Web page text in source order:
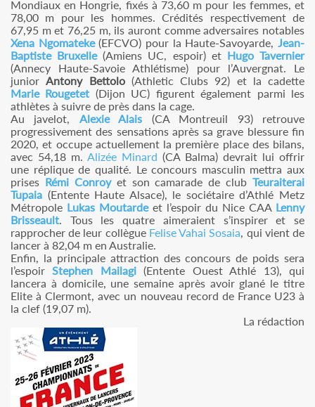
Mondiaux en Hongrie, fixés à 73,60 m pour les femmes, et
78,00 m pour les hommes. Crédités respectivement de
67,95 m et 76,25 m, ils auront comme adversaires notables
Xena Ngomateke(EFCVO) pour la Haute-Savoyarde,Jean-
Baptiste Bruxelle(Amiens UC, espoir) et Hugo Tavernier
(Annecy Haute-Savoie Athlétisme) pour l’Auvergnat. Le
juniorAntony Bettolo(Athletic Clubs 92) et la cadette
Marie Rougetet (Dijon UC) figurent également parmi les
athlètes à suivre de près dans la cage.
Au javelot, Alexie Alais (CA Montreuil 93) retrouve
progressivement des sensations après sa grave blessure fin
2020, et occupe actuellement la première place des bilans,
avec 54,18 m. Alizée Minard (CA Balma) devrait lui offrir
une réplique de qualité. Le concours masculin mettra aux
prises Rémi Conroyet son camarade de club Teuraiterai
Tupaia (Entente Haute Alsace), le sociétaire d’Athlé Metz
Métropole Lukas Moutardeet l’espoir du Nice CAA Lenny
Brisseault. Tous les quatre aimeraient s’inspirer et se
rapprocher de leur collègue Felise Vahai Sosaia, qui vient de
lancer à 82,04 m en Australie.
Enfin, la principale attraction des concours de poids sera
l’espoirStephen Mailagi(Entente Ouest Athlé 13), qui
lancera à domicile, une semaine après avoir glané le titre
Elite à Clermont, avec un nouveau record de France U23 à
la clef (19,07 m).
La rédaction